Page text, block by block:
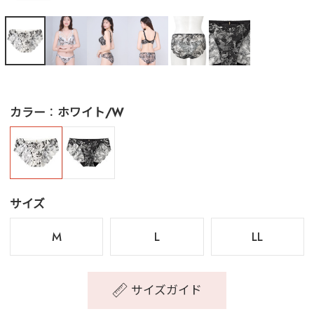
カラー ホワイト/W
サイズ
M
L LL
サイズガイド